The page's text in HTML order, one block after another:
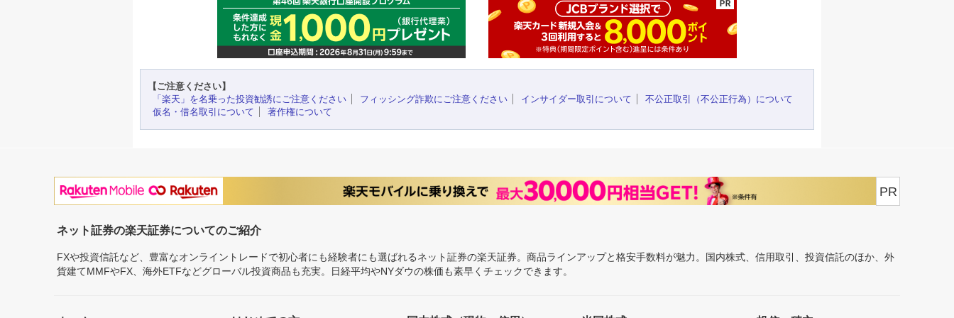
【ご注意ください】
「楽天」を名乗った投資勧誘にご注意ください
フィッシング詐欺にご注意ください インサイダー取引について
不公正取引（不公正行為）について
仮名・借名取引について
著作権について
PR
ネット証券の楽天証券についてのご紹介
FXや投資信託など、豊富なオンライントレードで初心者にも経験者にも選ばれるネット証券の楽天証券。商品ラインアップと格安手数料が魅力。国内株式、信用取引、投資信託のほか、外
貨建てMMFやFX、海外ETFなどグローバル投資商品も充実。日経平均やNYダウの株価も素早くチェックできます。